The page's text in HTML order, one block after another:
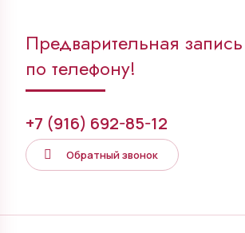
Предварительная запись
по телефону!
+7 (916) 692-85-12
Обратный звонок